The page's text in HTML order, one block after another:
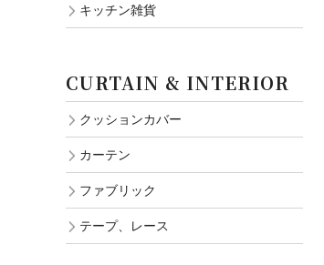
キッチン雑貨
CURTAIN & INTERIOR
クッションカバー
カーテン
ファブリック
テープ、レース